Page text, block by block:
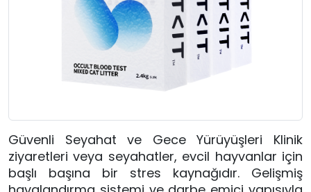
Güvenli Seyahat ve Gece Yürüyüşleri Klinik
ziyaretleri veya seyahatler, evcil hayvanlar için
başlı başına bir stres kaynağıdır. Gelişmiş